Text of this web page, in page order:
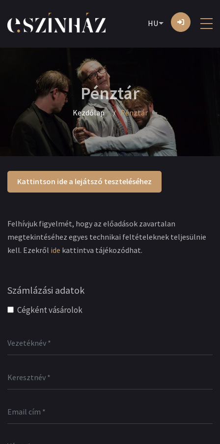
HU
Pénztár
Kezdőlap Pénztár
Kattintson ide a lejátszó teszteléséhez
Felhívjuk figyelmét, hogy az előadások zavartalan
megtekintéséhez egyes technikai feltételeknek teljesülnie
kell. Ezekről ide kattintva tájékozódhat.
Számlázási adatok
Cégként vásárolok